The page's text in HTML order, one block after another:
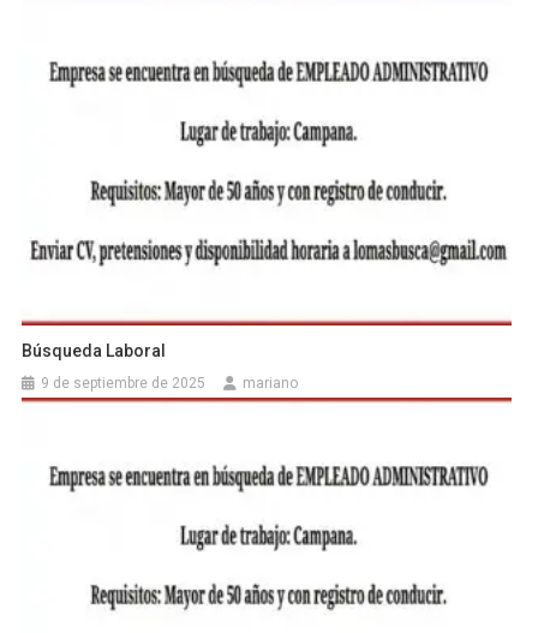
Búsqueda Laboral
9 de septiembre de 2025 mariano